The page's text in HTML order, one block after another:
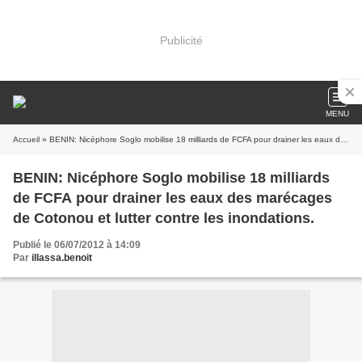
Publicité
MENU
Accueil » BENIN: Nicéphore Soglo mobilise 18 milliards de FCFA pour drainer les eaux des marécages de Cotonou et lutter contre les inondations.
BENIN: Nicéphore Soglo mobilise 18 milliards
de FCFA pour drainer les eaux des marécages
de Cotonou et lutter contre les inondations.
Publié le 06/07/2012 à 14:09
Par illassa.benoit